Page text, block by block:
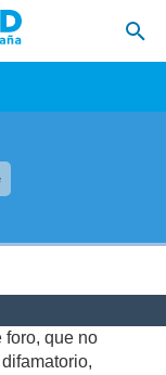
foro, que no